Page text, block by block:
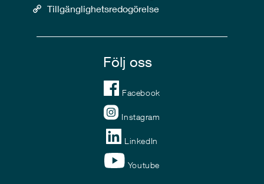
Tillgänglighetsredogörelse
Följ oss
Facebook
Instagram
LinkedIn
Youtube